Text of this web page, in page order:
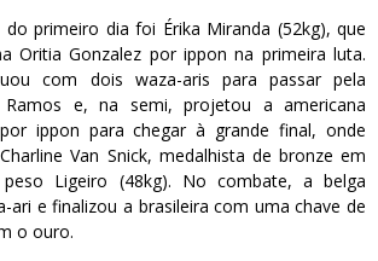
primeiro dia foi Érika Miranda (52kg), que
Oritia Gonzalez por ippon na primeira luta.
com dois waza-aris para passar pela
Ramos e, na semi, projetou a americana
ippon para chegar à grande final, onde
Van Snick, medalhista de bronze em
Ligeiro (48kg). No combate, a belga
ari e finalizou a brasileira com uma chave de
o ouro.